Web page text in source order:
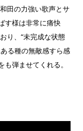
田の力強い歌声とサ
す様は非常に痛快
り、“未完成な状態
る種の無敵感すら感
弾ませてくれる。